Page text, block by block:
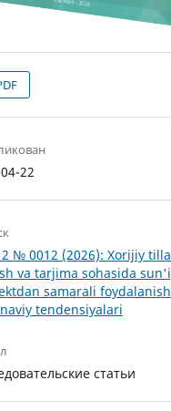
22
№ 0012 (2026): Xorijiy
va tarjima sohasida
samarali
tendensiyalari
статьи